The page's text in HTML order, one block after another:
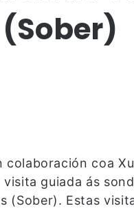
colaboración coa
guiada ás
(Sober). Estas